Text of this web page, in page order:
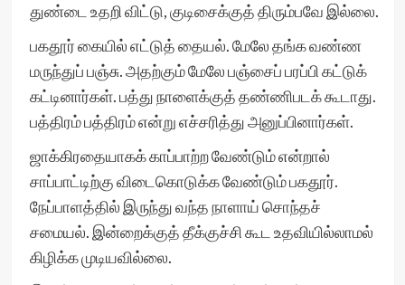
துண்டை உதறி விட்டு, குடிசைக்குத் திரும்பவே இல்லை.
பகதூர் கையில் எட்டுத் தையல். மேலே தங்க வண்ண
மருந்துப் பஞ்சு. அதற்கும் மேலே பஞ்சைப் பரப்பி கட்டுக்
கட்டினார்கள். பத்து நாளைக்குத் தண்ணிபடக் கூடாது.
பத்திரம் பத்திரம் என்று எச்சரித்து அனுப்பினார்கள்.
ஜாக்கிரதையாகக் காப்பாற்ற வேண்டும் என்றால்
சாப்பாட்டிற்கு விடைகொடுக்க வேண்டும் பகதூர்.
நேப்பாளத்தில் இருந்து வந்த நாளாய் சொந்தச்
சமையல். இன்றைக்குத் தீக்குச்சி கூட உதவியில்லாமல்
கிழிக்க முடியவில்லை.